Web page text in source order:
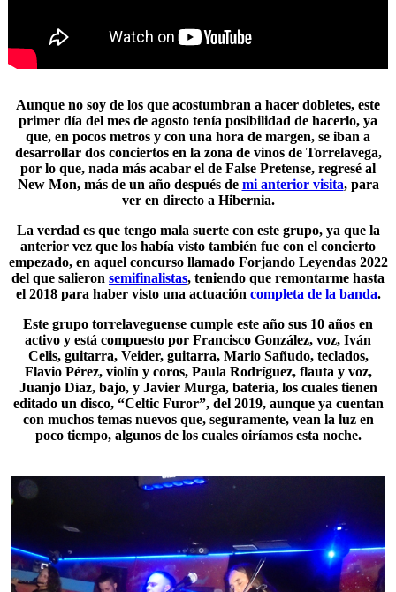
Aunque no soy de los que acostumbran a hacer dobletes, este
primer día del mes de agosto tenía posibilidad de hacerlo, ya
que, en pocos metros y con una hora de margen, se iban a
desarrollar dos conciertos en la zona de vinos de Torrelavega,
por lo que, nada más acabar el de False Pretense, regresé al
New Mon, más de un año después de mi anterior visita, para
ver en directo a Hibernia.
La verdad es que tengo mala suerte con este grupo, ya que la
anterior vez que los había visto también fue con el concierto
empezado, en aquel concurso llamado Forjando Leyendas 2022
del que salieron semifinalistas, teniendo que remontarme hasta
el 2018 para haber visto una actuación completa de la banda.
Este grupo torrelaveguense cumple este año sus 10 años en
activo y está compuesto por Francisco González, voz, Iván
Celis, guitarra, Veider, guitarra, Mario Sañudo, teclados,
Flavio Pérez, violín y coros, Paula Rodríguez, flauta y voz,
Juanjo Díaz, bajo, y Javier Murga, batería, los cuales tienen
editado un disco, “Celtic Furor”, del 2019, aunque ya cuentan
con muchos temas nuevos que, seguramente, vean la luz en
poco tiempo, algunos de los cuales oiríamos esta noche.